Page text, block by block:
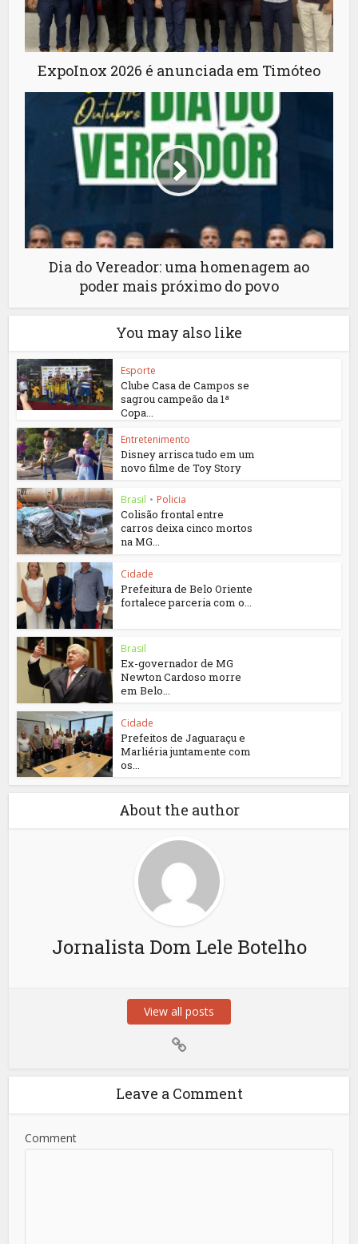
ExpoInox 2026 é anunciada em Timóteo
Dia do Vereador: uma homenagem ao
poder mais próximo do povo
You may also like
Esporte
Clube Casa de Campos se
sagrou campeão da 1ª
Copa...
Entretenimento
Disney arrisca tudo em um
novo filme de Toy Story
Brasil • Policia
Colisão frontal entre
carros deixa cinco mortos
na MG...
Cidade
Prefeitura de Belo Oriente
fortalece parceria com o...
Brasil
Ex-governador de MG
Newton Cardoso morre
em Belo...
Cidade
Prefeitos de Jaguaraçu e
Marliéria juntamente com
os...
About the author
Jornalista Dom Lele Botelho
View all posts
Leave a Comment
Comment